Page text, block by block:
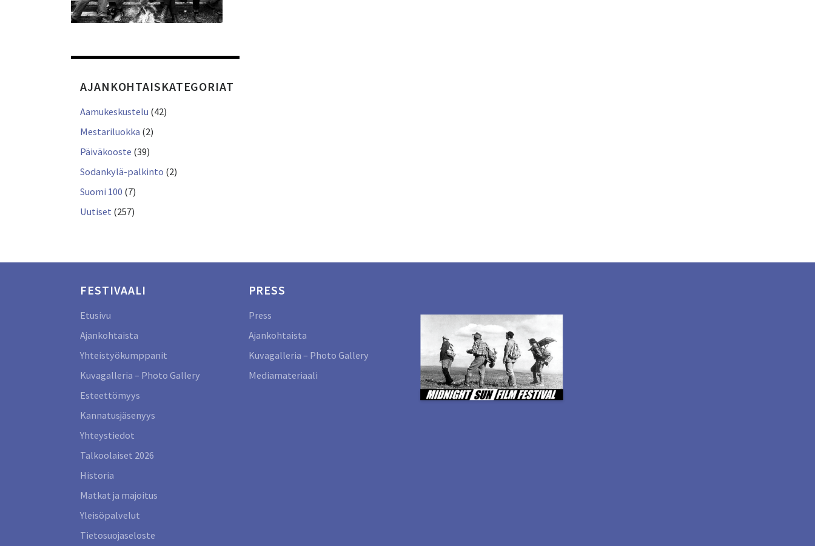
AJANKOHTAISKATEGORIAT
Aamukeskustelu (42)
Mestariluokka (2)
Päiväkooste (39)
Sodankylä-palkinto (2)
Suomi 100 (7)
Uutiset (257)
FESTIVAALI
Etusivu
Ajankohtaista
Yhteistyökumppanit
Kuvagalleria – Photo Gallery
Esteettömyys
Kannatusjäsenyys
Yhteystiedot
Talkoolaiset 2026
Historia
Matkat ja majoitus
Yleisöpalvelut
Tietosuojaseloste
PRESS
Press
Ajankohtaista
Kuvagalleria – Photo Gallery
Mediamateriaali